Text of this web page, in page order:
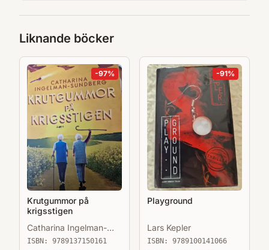
läsares öde. Drottningen vänder blad är en
underhållande och underfundig bok om hur
Liknande böcker
-97%
Krutgummor på
krigsstigen
Catharina Ingelman-
Sundberg
ISBN: 9789137150161
-91%
Playground
Lars Kepler
ISBN: 9789100141066